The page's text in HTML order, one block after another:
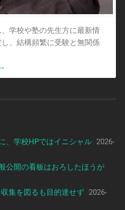
学校や塾の先生方に最新情
、結構頻繁に受験と無関係
→
、学校HPではイニシャル 2026-
公開の看板はおろしたほうが
集を図るも目的達せず 2026-